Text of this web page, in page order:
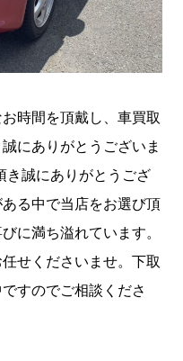
時間を頂戴し、車買取
にありがとうございま
き誠にありがとうござ
る中で当店をお選び頂
に満ち溢れています。
せくださいませ。下取
すのでご相談くださ